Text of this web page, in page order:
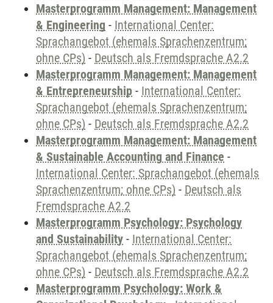
Masterprogramm Management: Management
& Engineering - International Center:
Sprachangebot (ehemals Sprachenzentrum;
ohne CPs) - Deutsch als Fremdsprache A2.2
Masterprogramm Management: Management
& Entrepreneurship - International Center:
Sprachangebot (ehemals Sprachenzentrum;
ohne CPs) - Deutsch als Fremdsprache A2.2
Masterprogramm Management: Management
& Sustainable Accounting and Finance -
International Center: Sprachangebot (ehemals
Sprachenzentrum; ohne CPs) - Deutsch als
Fremdsprache A2.2
Masterprogramm Psychology: Psychology
and Sustainability - International Center:
Sprachangebot (ehemals Sprachenzentrum;
ohne CPs) - Deutsch als Fremdsprache A2.2
Masterprogramm Psychology: Work &